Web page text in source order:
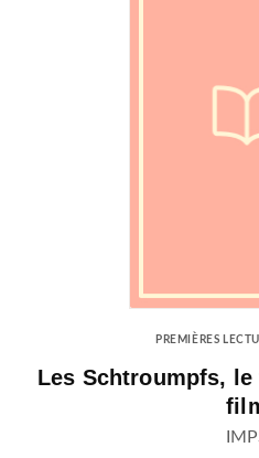
PREMIÈRES
Les Schtroumpfs,